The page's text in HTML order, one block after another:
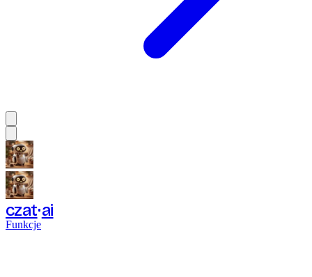
czat ai
Funkcje